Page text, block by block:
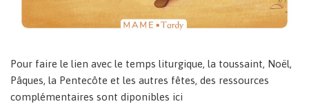
Pour faire le lien avec le temps liturgique, la toussaint, Noël,
Pâques, la Pentecôte et les autres fêtes, des ressources
complémentaires sont diponibles ici